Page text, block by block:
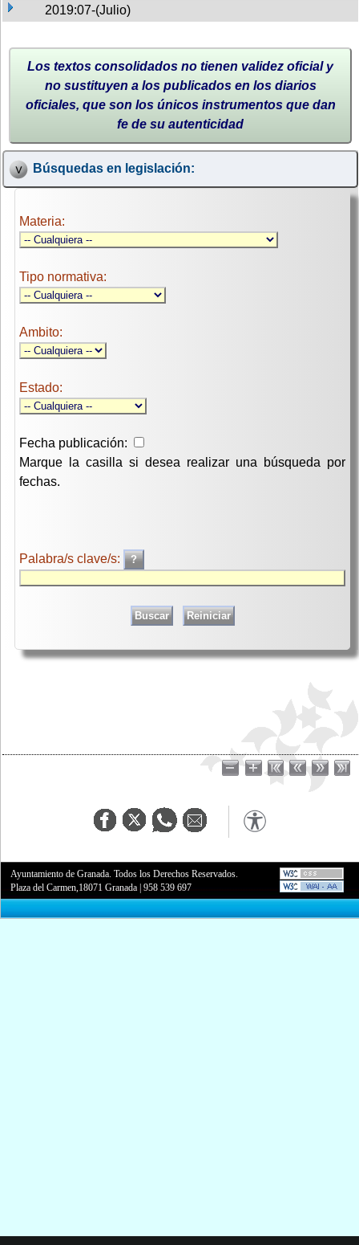
2019:07-(Julio)
Los textos consolidados no tienen validez oficial y
no sustituyen a los publicados en los diarios
oficiales, que son los únicos instrumentos que dan
fe de su autenticidad
Búsquedas en legislación:
Materia:
Tipo normativa:
Ambito:
Estado:
Fecha publicación:
Marque la casilla si desea realizar una búsqueda por
fechas.
Palabra/s clave/s:
Ayuntamiento de Granada. Todos los Derechos Reservados.
Plaza del Carmen,18071 Granada |958 539 697